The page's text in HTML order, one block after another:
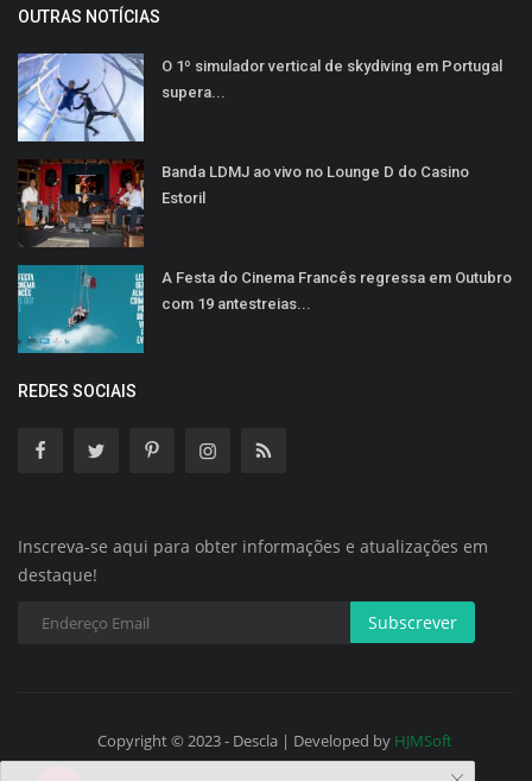
OUTRAS NOTÍCIAS
O 1º simulador vertical de skydiving em Portugal
supera...
Banda LDMJ ao vivo no Lounge D do Casino
Estoril
A Festa do Cinema Francês regressa em Outubro
com 19 antestreias...
REDES SOCIAIS
Inscreva-se aqui para obter informações e atualizações em
destaque!
Subscrever
Copyright © 2023 - Descla | Developed by HJMSoft